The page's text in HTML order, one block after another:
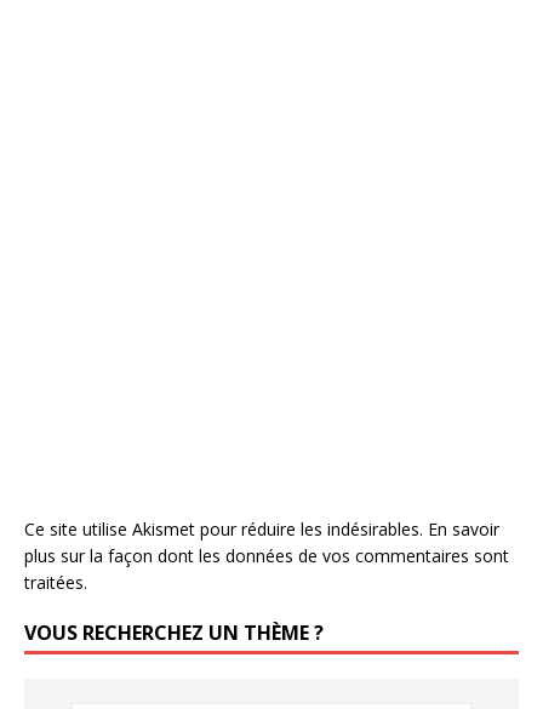
Ce site utilise Akismet pour réduire les indésirables. En savoir
plus sur la façon dont les données de vos commentaires sont
traitées.
VOUS RECHERCHEZ UN THÈME ?